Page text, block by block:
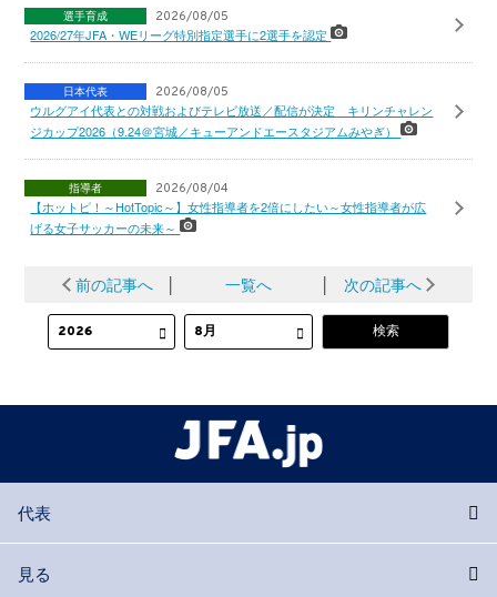
選手育成 2026/08/05
2026/27年JFA・WEリーグ特別指定選手に2選手を認定
日本代表 2026/08/05
ウルグアイ代表との対戦およびテレビ放送／配信が決定 キリンチャレン
ジカップ2026（9.24＠宮城／キューアンドエースタジアムみやぎ）
指導者 2026/08/04
【ホットピ！～HotTopic～】女性指導者を2倍にしたい～女性指導者が広
げる女子サッカーの未来～
前の記事へ │ 一覧へ │ 次の記事へ
代表
見る